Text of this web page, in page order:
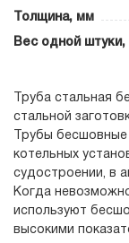
Толщина, мм
Вес одной штуки,
Труба стальная
стальной
Трубы
котельных
судостроении, в
Когда
используют
высокими